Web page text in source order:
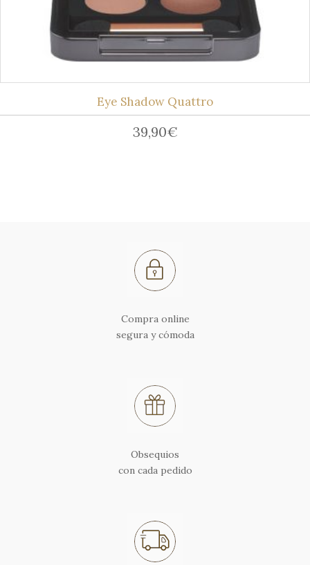
Eye Shadow Quattro
39,90€
Compra online
segura y cómoda
Obsequios
con cada pedido